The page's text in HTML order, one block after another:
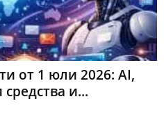
от 1 юли 2026: AI,
и...